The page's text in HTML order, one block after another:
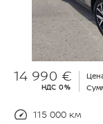
14 990 €
НДС 0%
115 000 км